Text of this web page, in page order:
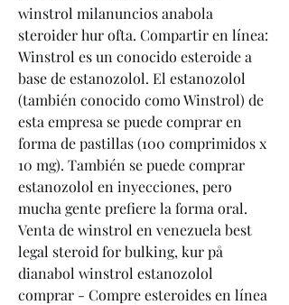
winstrol milanuncios anabola
steroider hur ofta. Compartir en línea:
Winstrol es un conocido esteroide a
base de estanozolol. El estanozolol
(también conocido como Winstrol) de
esta empresa se puede comprar en
forma de pastillas (100 comprimidos x
10 mg). También se puede comprar
estanozolol en inyecciones, pero
mucha gente prefiere la forma oral.
Venta de winstrol en venezuela best
legal steroid for bulking, kur på
dianabol winstrol estanozolol
comprar - Compre esteroides en línea